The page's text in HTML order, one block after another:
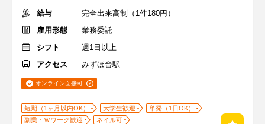
給与
完全出来高制（1件180円）
雇用形態
業務委託
シフト
週1日以上
アクセス
みずほ台駅
オンライン面接可
短期（1ヶ月以内OK） 大学生歓迎
単発（1日OK）
副業・Ｗワーク歓迎
ネイル可